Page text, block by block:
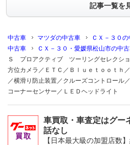
記事一覧を
中古車 マツダの中古車 ＣＸ－３０
中古車
ＣＸ－３０・愛媛県松山市の中
Ｓ プロアクティブ ツーリングセレクシ
方位カメラ／ＥＴＣ／Ｂｌｕｅｔｏｏｔｈ
／横滑り防止装置／クルーズコントロール
コーナーセンサー／ＬＥＤヘッドライト
車買取・車査定はグ
話なし
【日本最大級の加盟店数